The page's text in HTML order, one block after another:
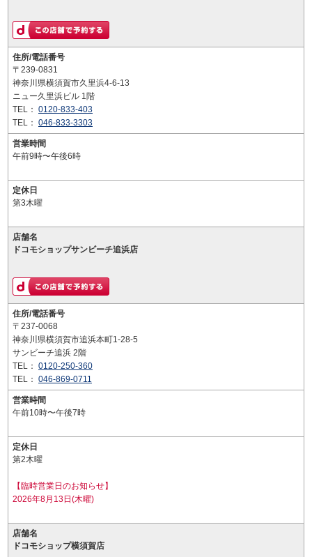
住所/電話番号
〒239-0831
神奈川県横須賀市久里浜4-6-13
ニュー久里浜ビル 1階
TEL： 0120-833-403
TEL： 046-833-3303
営業時間
午前9時〜午後6時
定休日
第3木曜
店舗名
ドコモショップサンビーチ追浜店
住所/電話番号
〒237-0068
神奈川県横須賀市追浜本町1-28-5
サンビーチ追浜 2階
TEL： 0120-250-360
TEL： 046-869-0711
営業時間
午前10時〜午後7時
定休日
第2木曜
【臨時営業日のお知らせ】
2026年8月13日(木曜)
店舗名
ドコモショップ横須賀店